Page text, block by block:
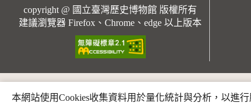
copyright @ 國立臺灣歷史博物館 版權所有
建議瀏覽器 Firefox、Chrome、edge 以上版本
本網站使用Cookies收集資料用於量化統計與分析，以進